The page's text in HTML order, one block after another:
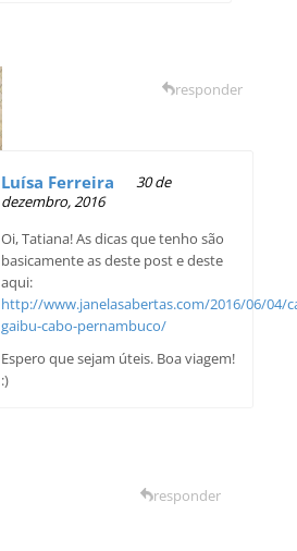
Luísa Ferreira
30 de
dezembro, 2016
Oi, Tatiana! As dicas que tenho são
basicamente as deste post e deste
aqui:
http://www.janelasabertas.com/2016/06/04/
gaibu-cabo-pernambuco/
Espero que sejam úteis. Boa viagem!
:)
responder
responder